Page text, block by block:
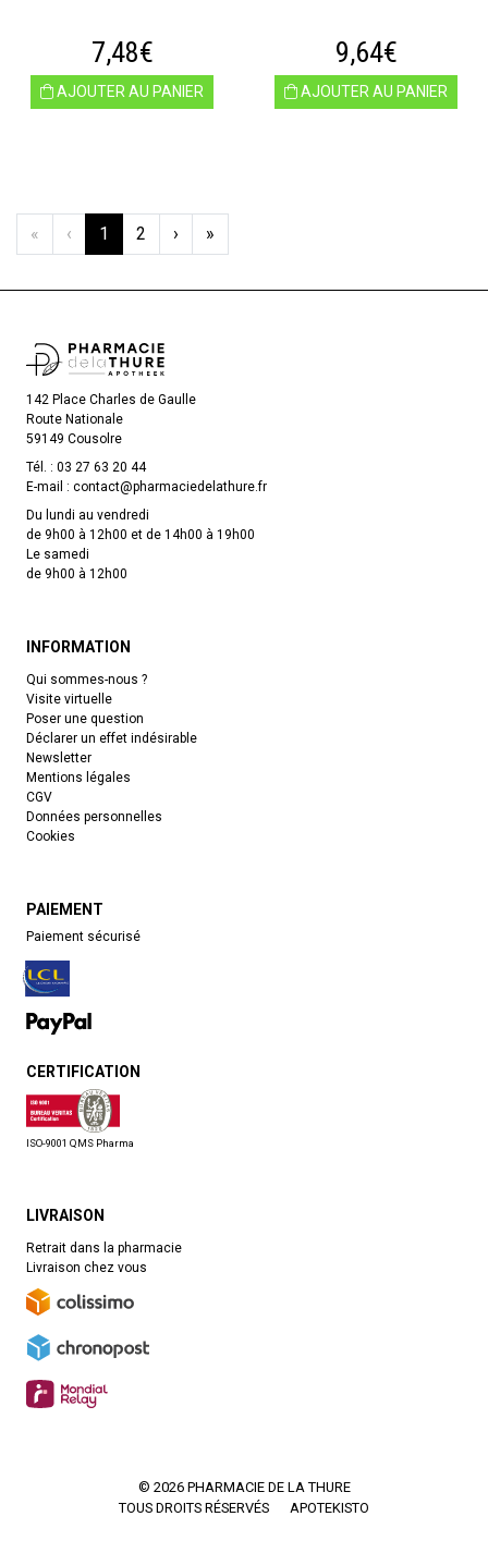
7,48€
AJOUTER AU PANIER
9,64€
AJOUTER AU PANIER
« ‹ 1 2 › »
142 Place Charles de Gaulle
Route Nationale
59149 Cousolre
Tél. : 03 27 63 20 44
E-mail : contact@pharmaciedelathure.fr
Du lundi au vendredi
de 9h00 à 12h00 et de 14h00 à 19h00
Le samedi
de 9h00 à 12h00
INFORMATION
Qui sommes-nous ?
Visite virtuelle
Poser une question
Déclarer un effet indésirable
Newsletter
Mentions légales
CGV
Données personnelles
Cookies
PAIEMENT
Paiement sécurisé
CERTIFICATION
ISO-9001 QMS Pharma
LIVRAISON
Retrait dans la pharmacie
Livraison chez vous
© 2026 PHARMACIE DE LA THURE
TOUS DROITS RÉSERVÉS
APOTEKISTO